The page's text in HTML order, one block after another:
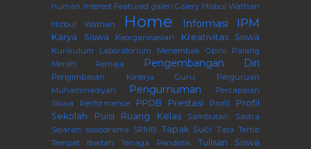
human interest Featured galeri Galery Hisbul Wathan
Hizbul Wathan
Home Informasi IPM
Karya Siswa Keorganisasian Kreativitas Siswa
Kurikulum Laboratorium Menembak Opini
Palang
Merah Remaja
Pengembangan Diri
Pengimbasan Kinerja Guru Perguruan
Muhammadiyah
Pengumuman
Percapaian
Siswa
Performance PPDB Prestasi Profil
Profil
Sekolah
Puisi Ruang Kelas Sambutan
Sastra
Sejarah sosiodrama SPMB Tapak Suci Tata Tertib
Tempat Ibadah
Tenaga Pendidik
Tulisan Siswa